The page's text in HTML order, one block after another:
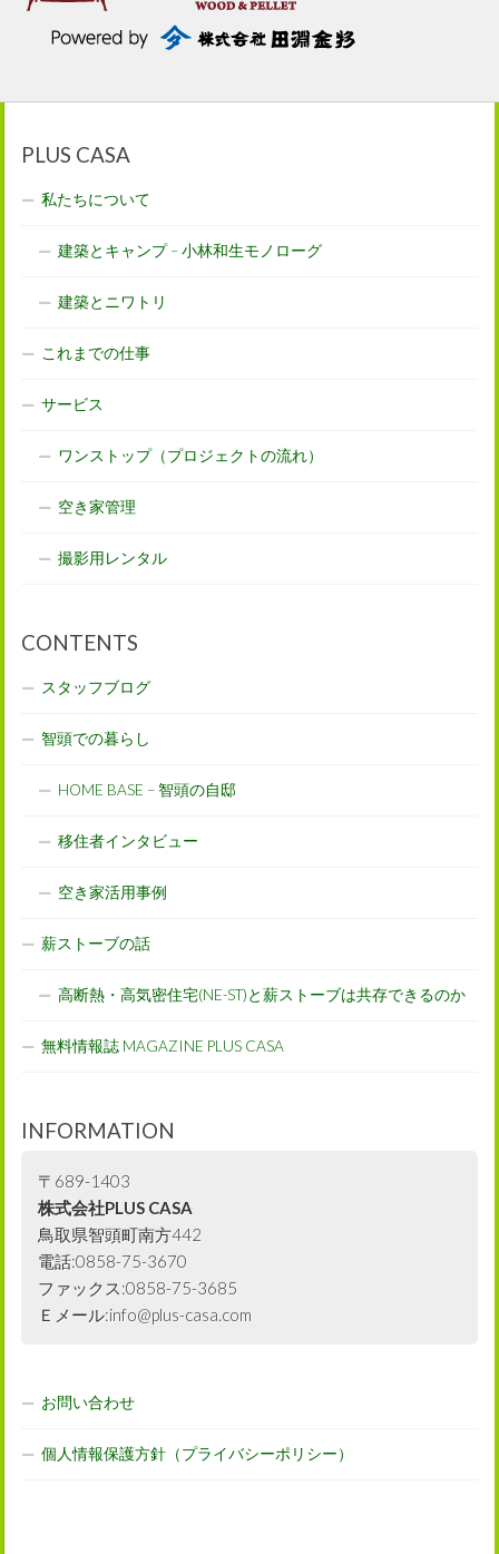
PLUS CASA
私たちについて
建築とキャンプ – 小林和生モノローグ
建築とニワトリ
これまでの仕事
サービス
ワンストップ（プロジェクトの流れ）
空き家管理
撮影用レンタル
CONTENTS
スタッフブログ
智頭での暮らし
HOME BASE – 智頭の自邸
移住者インタビュー
空き家活用事例
薪ストーブの話
高断熱・高気密住宅(NE-ST)と薪ストーブは共存できるのか
無料情報誌 MAGAZINE PLUS CASA
INFORMATION
〒689-1403
株式会社PLUS CASA
鳥取県智頭町南方442
電話:0858-75-3670
ファックス:0858-75-3685
Ｅメール:info@plus-casa.com
お問い合わせ
個人情報保護方針（プライバシーポリシー）